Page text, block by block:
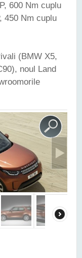
600 Nm cuplu
450 Nm cuplu
(BMW X5,
noul Land